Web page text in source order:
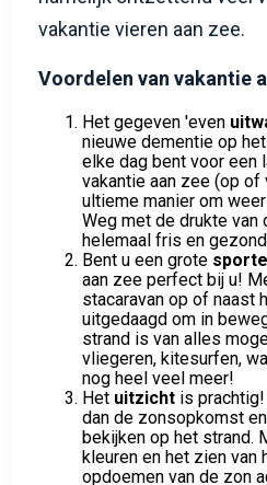
vakantie vieren aan zee.
Voordelen van vakantie
Het gegeven 'even
nieuwe dementie op
elke dag bent voor een
vakantie aan zee (op
ultieme manier om
Weg met de drukte van
helemaal fris en
Bent u een grote
aan zee perfect bij u!
stacaravan op of naast
uitgedaagd om in
strand is van alles
vliegeren, kitesurfen,
nog heel veel meer!
Het uitzicht is
dan de zonsopkomst
bekijken op het strand.
kleuren en het zien van
opdoemen van de zon